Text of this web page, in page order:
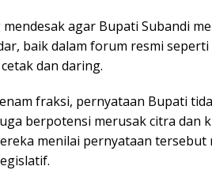
agar Bupati Subandi
baik dalam forum resmi
dan daring.
fraksi, pernyataan Bupati
berpotensi merusak citra dan
menilai pernyataan tersebut